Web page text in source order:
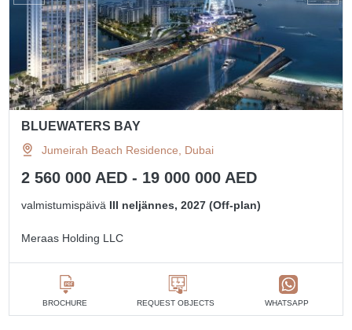
BLUEWATERS BAY
Jumeirah Beach Residence, Dubai
2 560 000 AED - 19 000 000 AED
valmistumispäivä III neljännes, 2027 (Off-plan)
Meraas Holding LLC
BROCHURE REQUEST OBJECTS WHATSAPP